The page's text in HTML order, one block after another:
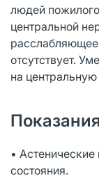
людей
центральной
расслабляющее
отсутствует.
на
Показания
•
состояния.